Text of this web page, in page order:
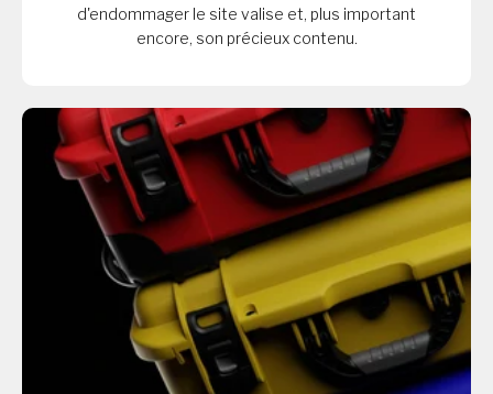
d'endommager le site valise et, plus important
encore, son précieux contenu.